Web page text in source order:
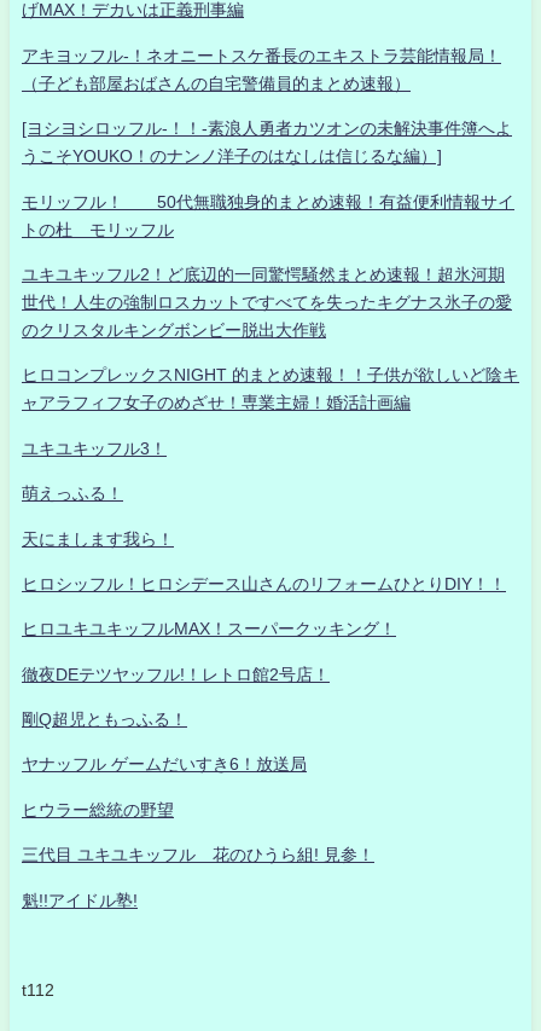
げMAX！デカいは正義刑事編
アキヨッフル-！ネオニートスケ番長のエキストラ芸能情報局！
（子ども部屋おばさんの自宅警備員的まとめ速報）
[ヨシヨシロッフル-！！-素浪人勇者カツオンの未解決事件簿へよ
うこそYOUKO！のナンノ洋子のはなしは信じるな編）]
モリッフル！ 50代無職独身的まとめ速報！有益便利情報サイ
トの杜 モリッフル
ユキユキッフル2！ど底辺的一同驚愕騒然まとめ速報！超氷河期
世代！人生の強制ロスカットですべてを失ったキグナス氷子の愛
のクリスタルキングボンビー脱出大作戦
ヒロコンプレックスNIGHT 的まとめ速報！！子供が欲しいど陰キ
ャアラフィフ女子のめざせ！専業主婦！婚活計画編
ユキユキッフル3！
萌えっふる！
天にまします我ら！
ヒロシッフル！ヒロシデース山さんのリフォームひとりDIY！！
ヒロユキユキッフルMAX！スーパークッキング！
徹夜DEテツヤッフル!！レトロ館2号店！
剛Q超児ともっふる！
ヤナッフル ゲームだいすき6！放送局
ヒウラー総統の野望
三代目 ユキユキッフル 花のひうら組! 見参！
魁!!アイドル塾!
t112